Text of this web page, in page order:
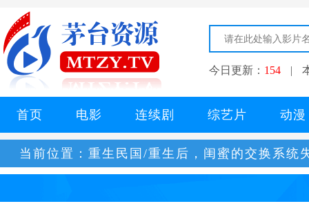
今日更新： 154 |
首页 电影 连续剧 综艺片 动漫
当前位置： 重生民国/重生后，闺蜜的交换系统